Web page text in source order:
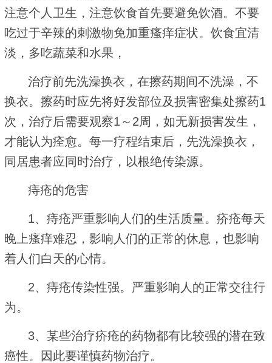
注意个人卫生，注意饮食首先要避免饮酒。不要
吃过于辛辣的刺激物免加重瘙痒症状。饮食宜清
淡，多吃蔬菜和水果，
治疗前先洗澡换衣，在擦药期间不洗澡，不
换衣。擦药时应先将好发部位及损害密集处擦药1
次，治疗后需要观察1～2周，如无新损害发生，
才能认为痊愈。每一疗程结束后，先洗澡换衣，
同居患者应同时治疗，以根绝传染源。
痔疮的危害
1、痔疮严重影响人们的生活质量。疥疮每天
晚上瘙痒难忍，影响人们的正常的休息，也影响
着人们白天的心情。
2、痔疮传染性强。严重影响人的正常交往行
为。
3、某些治疗疥疮的药物都有比较强的潜在致
癌性。因此要谨慎药物治疗。